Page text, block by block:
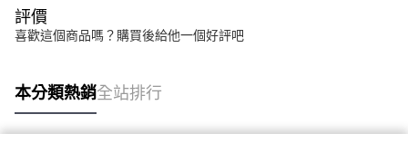
評價
喜歡這個商品嗎？購買後給他一個好評吧
本分類熱銷全站排行